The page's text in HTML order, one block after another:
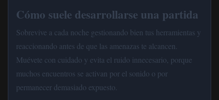
Cómo suele desarrollarse una partida
Sobrevive a cada noche gestionando bien tus herramientas y
reaccionando antes de que las amenazas te alcancen.
Muévete con cuidado y evita el ruido innecesario, porque
muchos encuentros se activan por el sonido o por
permanecer demasiado expuesto.